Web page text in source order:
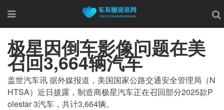
极星因倒车影像问题在美
召回3,664辆汽车
盖世汽车讯 据外媒报道，美国国家公路交通安全管理局（N
HTSA）近日披露，制造商极星汽车正在召回部分2025款P
olestar 3汽车，共计3,664辆。